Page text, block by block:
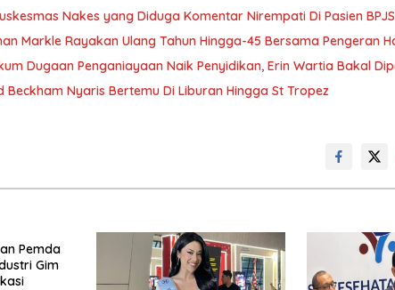
Nakes yang Diduga Komentar Nirempati Di Pasien BPJS
Markle Rayakan Ulang Tahun Hingga-45 Bersama Pengeran
Dugaan Penganiayaan Naik Penyidikan, Erin Wartia Bakal
Beckham Nyaris Bertemu Di Liburan Hingga St Tropez
Pemda
Gim